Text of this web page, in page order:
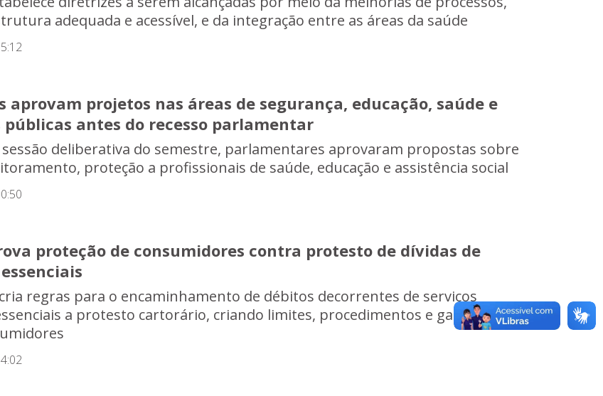
adequada e acessível, e da integração entre as áreas da saúde
aprovam projetos nas áreas de segurança, educação, saúde e
antes do recesso parlamentar
deliberativa do semestre, parlamentares aprovaram propostas sobre
proteção a profissionais de saúde, educação e assistência social
proteção de consumidores contra protesto de dívidas de
regras para o encaminhamento de débitos decorrentes de serviços
a protesto cartorário, criando limites, procedimentos e garantias